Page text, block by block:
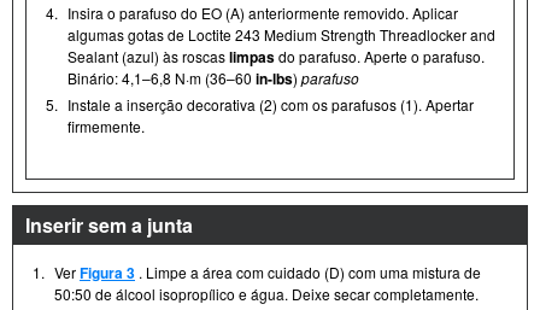
4. Insira o parafuso do EO (A) anteriormente removido. Aplicar
algumas gotas de Loctite 243 Medium Strength Threadlocker and
Sealant (azul) às roscaslimpasdo parafuso. Aperte o parafuso.
Binário: 4,1–6,8 N·m (36–60 in-lbs) parafuso
5. Instale a inserção decorativa (2) com os parafusos (1). Apertar
firmemente.
Inserir sem a junta
1. VerFigura 3 . Limpe a área com cuidado (D) com uma mistura de
50:50 de álcool isopropílico e água. Deixe secar completamente.